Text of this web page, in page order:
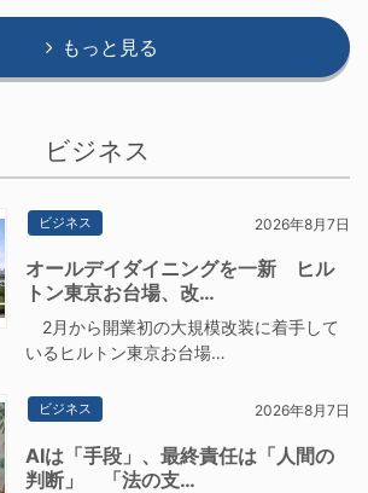
もっと見る
ビジネス
ビジネス 2026年8月7日
オールデイダイニングを一新 ヒル
トン東京お台場、改…
2月から開業初の大規模改装に着手して
いるヒルトン東京お台場…
ビジネス 2026年8月7日
AIは「手段」、最終責任は「人間の
判断」 「法の支…